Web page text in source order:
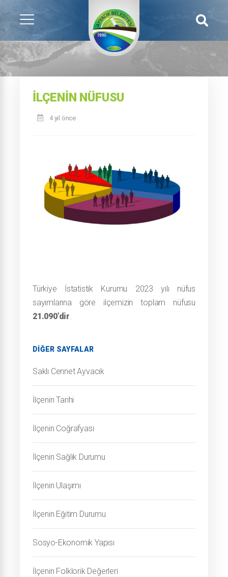
İLÇENIN NÜFUSU
4 yıl önce
Türkiye İstatistik Kurumu 2023 yılı nüfus
sayımlarına göre ilçemizin toplam nüfusu
21.090’dir.
DIĞER SAYFALAR
Saklı Cennet Ayvacık
İlçenin Tarihi
İlçenin Coğrafyası
İlçenin Sağlık Durumu
İlçenin Ulaşımı
İlçenin Eğitim Durumu
Sosyo-Ekonomik Yapısı
İlçenin Folklorik Değerleri